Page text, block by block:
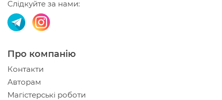
Слідкуйте за нами:
Про компанію
Контакти
Авторам
Магістерські роботи